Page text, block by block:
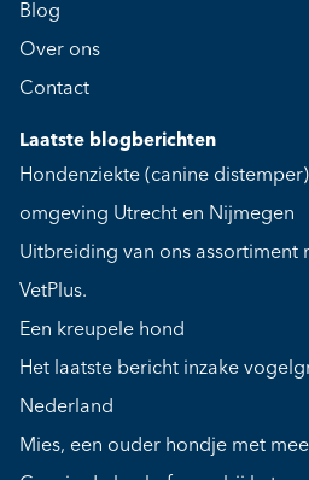
Blog
Over ons
Contact
Laatste blogberichten
Hondenziekte (canine
omgeving Utrecht en Nijmegen
Uitbreiding van ons assortiment
VetPlus.
Een kreupele hond
Het laatste bericht inzake
Nederland
Mies, een ouder hondje met